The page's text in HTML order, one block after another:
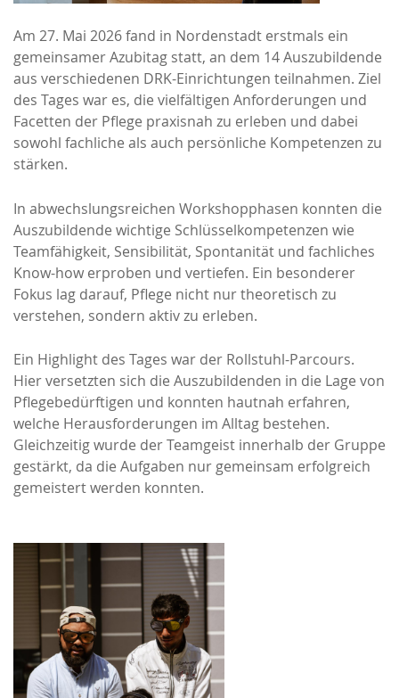
Am 27. Mai 2026 fand in Nordenstadt erstmals ein
gemeinsamer Azubitag statt, an dem 14 Auszubildende
aus verschiedenen DRK-Einrichtungen teilnahmen. Ziel
des Tages war es, die vielfältigen Anforderungen und
Facetten der Pflege praxisnah zu erleben und dabei
sowohl fachliche als auch persönliche Kompetenzen zu
stärken.
In abwechslungsreichen Workshopphasen konnten die
Auszubildende wichtige Schlüsselkompetenzen wie
Teamfähigkeit, Sensibilität, Spontanität und fachliches
Know-how erproben und vertiefen. Ein besonderer
Fokus lag darauf, Pflege nicht nur theoretisch zu
verstehen, sondern aktiv zu erleben.
Ein Highlight des Tages war der Rollstuhl-Parcours.
Hier versetzten sich die Auszubildenden in die Lage von
Pflegebedürftigen und konnten hautnah erfahren,
welche Herausforderungen im Alltag bestehen.
Gleichzeitig wurde der Teamgeist innerhalb der Gruppe
gestärkt, da die Aufgaben nur gemeinsam erfolgreich
gemeistert werden konnten.